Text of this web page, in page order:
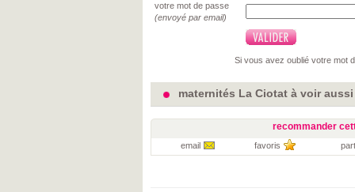
votre mot de passe
(envoyé par email)
Si vous avez oublié votre mot
maternités La Ciotat à voir aussi
recommander
email favoris